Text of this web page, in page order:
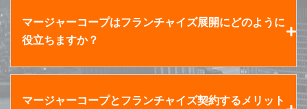
マージャーコープはフランチャイズ展開にどのように
役立ちますか？
マージャーコープとフランチャイズ契約するメリット